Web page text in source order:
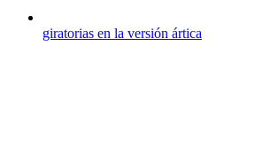
giratorias en la versión ártica